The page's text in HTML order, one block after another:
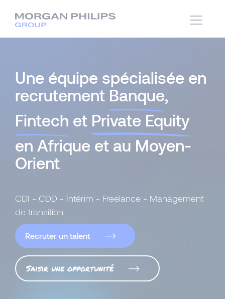
Une équipe spécialisée en
recrutement Banque,
Fintech et Private Equity
en Afrique et au Moyen-
Orient
CDI - CDD - Intérim - Freelance - Management
de transition
Recruter un talent
Saisir une opportunité